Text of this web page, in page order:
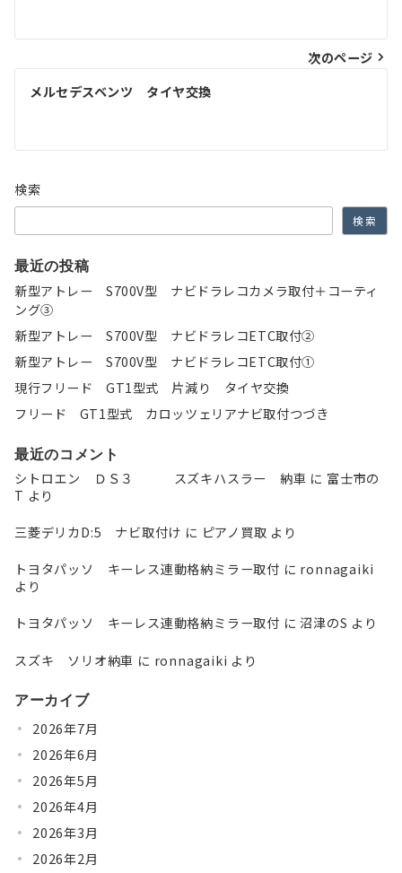
ビ
ゲ
シ
ョ
ン
次のページ
メルセデスベンツ タイヤ交換
検索
検索
最近の投稿
新型アトレー S700V型 ナビドラレコカメラ取付＋コーティ
ング③
新型アトレー S700V型 ナビドラレコETC取付②
新型アトレー S700V型 ナビドラレコETC取付①
現行フリード GT1型式 片減り タイヤ交換
フリード GT1型式 カロッツェリアナビ取付つづき
最近のコメント
シトロエン ＤＳ３ スズキハスラー 納車 に 富士市の
T より
三菱デリカD:5 ナビ取付け に ピアノ買取 より
トヨタパッソ キーレス連動格納ミラー取付 に ronnagaiki
より
トヨタパッソ キーレス連動格納ミラー取付 に沼津のS より
スズキ ソリオ納車 に ronnagaiki より
アーカイブ
2026年7月
2026年6月
2026年5月
2026年4月
2026年3月
2026年2月